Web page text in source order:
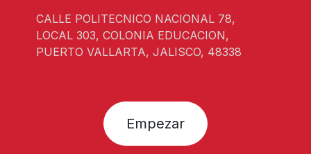
Empezar
CALLE POLITECNICO NACIONAL 78,
LOCAL 303, COLONIA EDUCACION,
PUERTO VALLARTA, JALISCO, 48338